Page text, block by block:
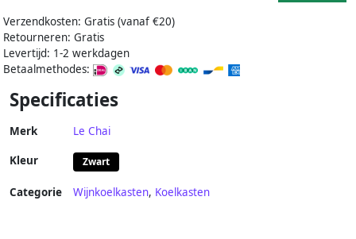
Verzendkosten: Gratis (vanaf €20)
Retourneren: Gratis
Levertijd: 1-2 werkdagen
Betaalmethodes:
Specificaties
Merk Le Chai
Kleur Zwart
Categorie Wijnkoelkasten, Koelkasten